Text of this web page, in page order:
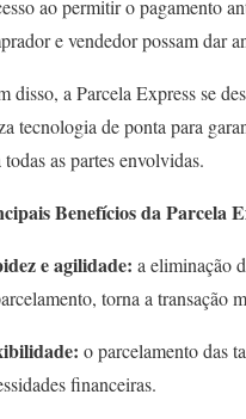
ao permitir o pagamento
e vendedor possam dar
disso, a Parcela Express se
tecnologia de ponta para
todas as partes envolvidas.
Benefícios da Parcela
e agilidade: a eliminação
torna a transação
o parcelamento das
financeiras.